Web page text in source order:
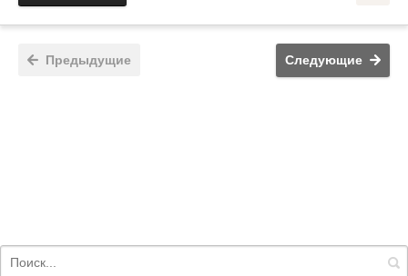
Предыдущие Следующие